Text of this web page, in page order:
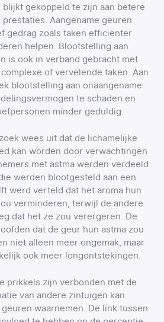
gekoppeld te zijn aan betere
Aangename geuren
gedrag zoals taken efficiënter
helpen. Blootstelling aan
is ook in verband gebracht met
of vervelende taken. Aan
blootstelling aan onaangename
te schaden en
minder geduldig.
wees uit dat de lichamelijke
kan worden door verwachtingen
met astma werden verdeeld
werden blootgesteld aan een
werd verteld dat het aroma hun
verminderen, terwijl de andere
dat het ze zou verergeren. De
dat de geur hun astma zou
niet alleen meer ongemak, maar
ook meer longontstekingen.
prikkels zijn verbonden met de
van andere zintuigen kan
waarnemen. De link tussen